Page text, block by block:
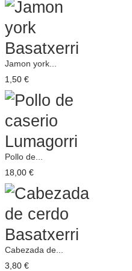
Jamon york...
1,50 €
Pollo de...
18,00 €
Cabezada de...
3,80 €